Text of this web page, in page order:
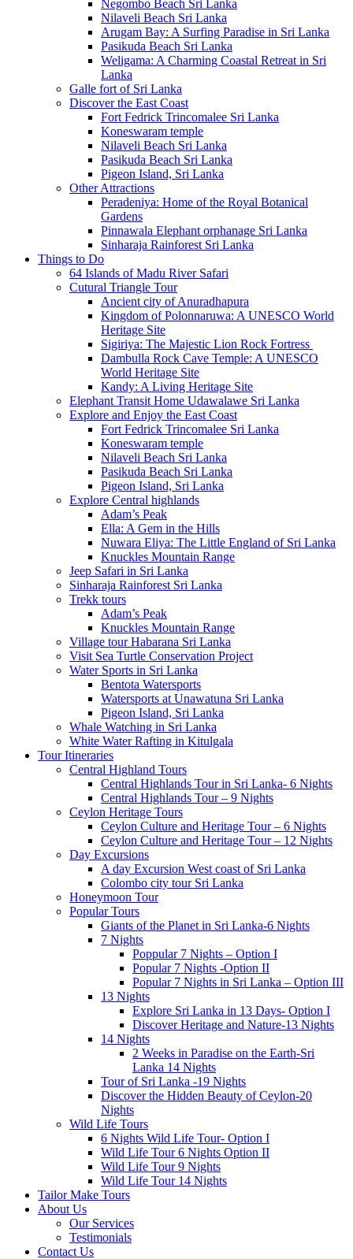
Negombo Beach Sri Lanka
Nilaveli Beach Sri Lanka
Arugam Bay: A Surfing Paradise in Sri Lanka
Pasikuda Beach Sri Lanka
Weligama: A Charming Coastal Retreat in Sri
Lanka
Galle fort of Sri Lanka
Discover the East Coast
Fort Fedrick Trincomalee Sri Lanka
Koneswaram temple
Nilaveli Beach Sri Lanka
Pasikuda Beach Sri Lanka
Pigeon Island, Sri Lanka
Other Attractions
Peradeniya: Home of the Royal Botanical
Gardens
Pinnawala Elephant orphanage Sri Lanka
Sinharaja Rainforest Sri Lanka
Things to Do
64 Islands of Madu River Safari
Cutural Triangle Tour
Ancient city of Anuradhapura
Kingdom of Polonnaruwa: A UNESCO World
Heritage Site
Sigiriya: The Majestic Lion Rock Fortress
Dambulla Rock Cave Temple: A UNESCO
World Heritage Site
Kandy: A Living Heritage Site
Elephant Transit Home Udawalawe Sri Lanka
Explore and Enjoy the East Coast
Fort Fedrick Trincomalee Sri Lanka
Koneswaram temple
Nilaveli Beach Sri Lanka
Pasikuda Beach Sri Lanka
Pigeon Island, Sri Lanka
Explore Central highlands
Adam’s Peak
Ella: A Gem in the Hills
Nuwara Eliya: The Little England of Sri Lanka
Knuckles Mountain Range
Jeep Safari in Sri Lanka
Sinharaja Rainforest Sri Lanka
Trekk tours
Adam’s Peak
Knuckles Mountain Range
Village tour Habarana Sri Lanka
Visit Sea Turtle Conservation Project
Water Sports in Sri Lanka
Bentota Watersports
Watersports at Unawatuna Sri Lanka
Pigeon Island, Sri Lanka
Whale Watching in Sri Lanka
White Water Rafting in Kitulgala
Tour Itineraries
Central Highland Tours
Central Highlands Tour in Sri Lanka- 6 Nights
Central Highlands Tour – 9 Nights
Ceylon Heritage Tours
Ceylon Culture and Heritage Tour – 6 Nights
Ceylon Culture and Heritage Tour – 12 Nights
Day Excursions
A day Excursion West coast of Sri Lanka
Colombo city tour Sri Lanka
Honeymoon Tour
Popular Tours
Giants of the Planet in Sri Lanka-6 Nights
7 Nights
Poppular 7 Nights – Option I
Popular 7 Nights -Option II
Popular 7 Nights in Sri Lanka – Option III
13 Nights
Explore Sri Lanka in 13 Days- Option I
Discover Heritage and Nature-13 Nights
14 Nights
2 Weeks in Paradise on the Earth-Sri
Lanka 14 Nights
Tour of Sri Lanka -19 Nights
Discover the Hidden Beauty of Ceylon-20
Nights
Wild Life Tours
6 Nights Wild Life Tour- Option I
Wild Life Tour 6 Nights Option II
Wild Life Tour 9 Nights
Wild Life Tour 14 Nights
Tailor Make Tours
About Us
Our Services
Testimonials
Contact Us